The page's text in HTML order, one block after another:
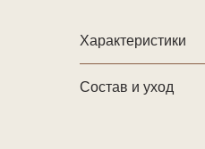
Характеристики
Состав и уход